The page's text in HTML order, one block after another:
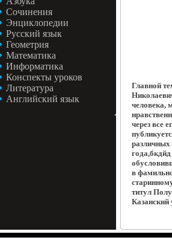
Сочинения
Энциклопедии
Русский язык
Геометрия
Математика
Информатика
Конспекты уроков
Литература
Английский язык
Главной
человека,
через все
различных
в
титул
Казанский